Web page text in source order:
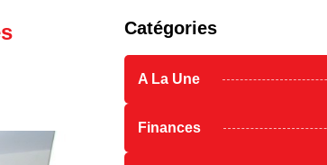
Catégories
A La Une
Finances